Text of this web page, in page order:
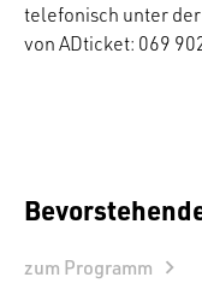
telefonisch unter
von ADticket: 069
zum Programm